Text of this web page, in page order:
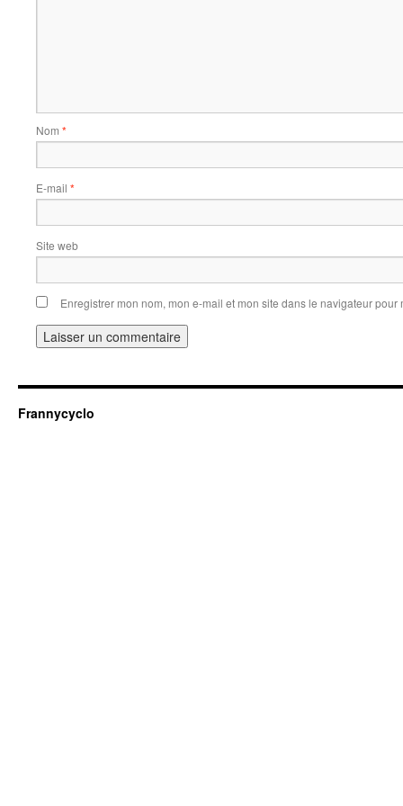
Nom *
E-mail *
Site web
Enregistrer mon nom, mon e-mail et mon site dans le navigateur
Frannycyclo